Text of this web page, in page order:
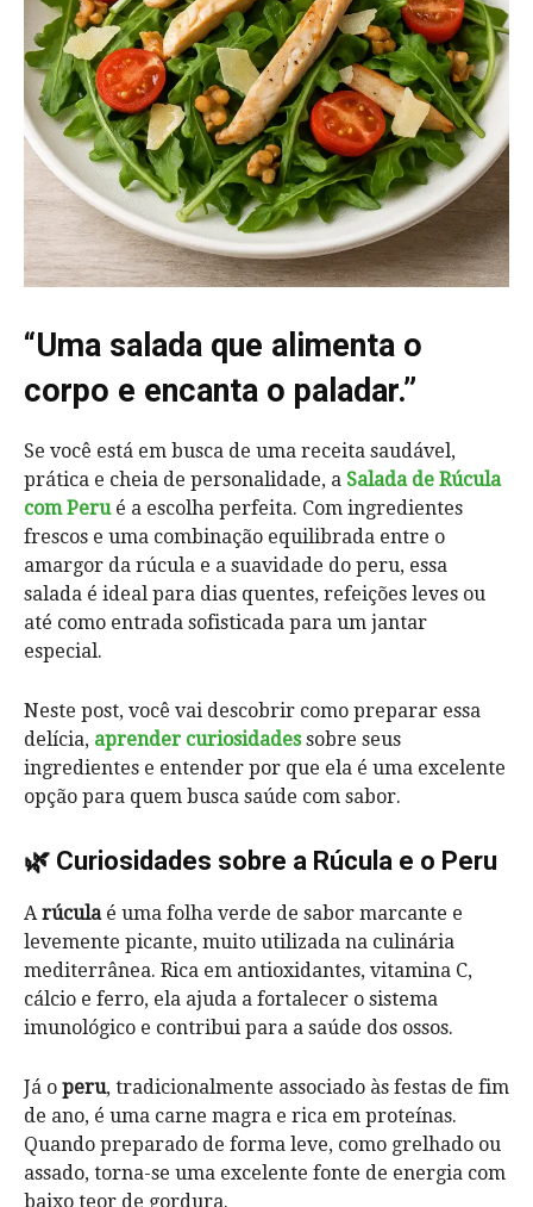
“Uma salada que alimenta o
corpo e encanta o paladar.”
Se você está em busca de uma receita saudável,
prática e cheia de personalidade, a Salada de Rúcula
com Perué a escolha perfeita. Com ingredientes
frescos e uma combinação equilibrada entre o
amargor da rúcula e a suavidade do peru, essa
salada é ideal para dias quentes, refeições leves ou
até como entrada sofisticada para um jantar
especial.
Neste post, você vai descobrir como preparar essa
delícia, aprender curiosidadessobre seus
ingredientes e entender por que ela é uma excelente
opção para quem busca saúde com sabor.
🌿 Curiosidades sobre a Rúcula e o Peru
Arúculaé uma folha verde de sabor marcante e
levemente picante, muito utilizada na culinária
mediterrânea. Rica em antioxidantes, vitamina C,
cálcio e ferro, ela ajuda a fortalecer o sistema
imunológico e contribui para a saúde dos ossos.
Já o peru, tradicionalmente associado às festas de fim
de ano, é uma carne magra e rica em proteínas.
Quando preparado de forma leve, como grelhado ou
assado, torna-se uma excelente fonte de energia com
baixo teor de gordura.